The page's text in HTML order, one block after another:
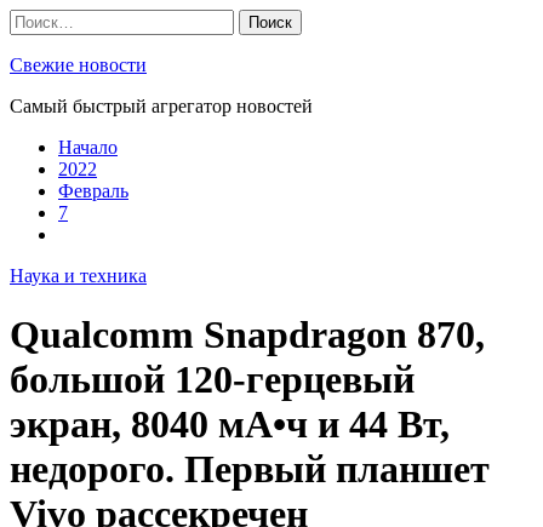
Skip
to
content
Найти:
Свежие новости
Самый быстрый агрегатор новостей
Начало
2022
Февраль
7
Наука и техника
Qualcomm Snapdragon 870,
большой 120-герцевый
экран, 8040 мА•ч и 44 Вт,
недорого. Первый планшет
Vivo рассекречен